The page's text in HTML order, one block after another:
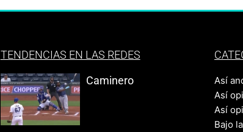
TENDENCIAS EN LAS REDES
Caminero
Así
Así
Así
Bajo